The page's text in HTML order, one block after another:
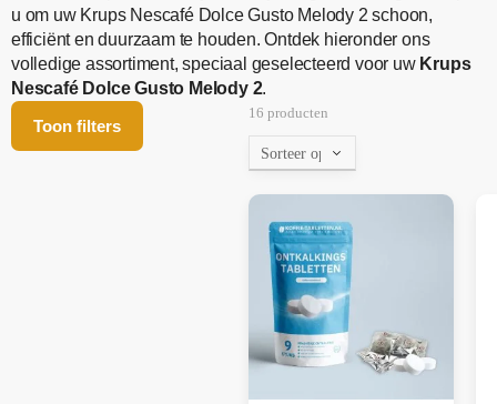
u om uw Krups Nescafé Dolce Gusto Melody 2 schoon,
efficiënt en duurzaam te houden. Ontdek hieronder ons
volledige assortiment, speciaal geselecteerd voor uw Krups
Nescafé Dolce Gusto Melody 2.
Toon filters
16 producten